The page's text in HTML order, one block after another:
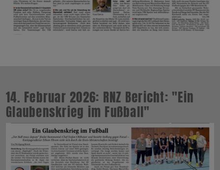
14. Februar 2026: RNZ Bericht: "Ein
Glaubenskrieg im Fußball"